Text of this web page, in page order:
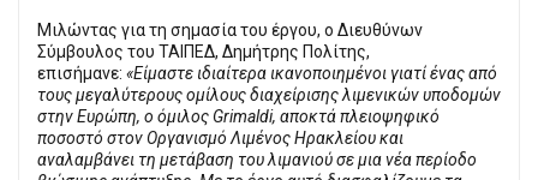
Μιλώντας για τη σημασία του έργου, ο Διευθύνων
Σύμβουλος του ΤΑΙΠΕΔ, Δημήτρης Πολίτης,
επισήμανε: «Είμαστε ιδιαίτερα ικανοποιημένοι γιατί ένας από
τους μεγαλύτερους ομίλους διαχείρισης λιμενικών υποδομών
στην Ευρώπη, ο όμιλος Grimaldi, αποκτά πλειοψηφικό
ποσοστό στον Οργανισμό Λιμένος Ηρακλείου και
αναλαμβάνει τη μετάβαση του λιμανιού σε μια νέα περίοδο